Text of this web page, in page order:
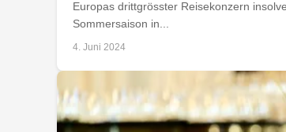
Europas drittgrösster Reisekonzern
Sommersaison in...
4. Juni 2024